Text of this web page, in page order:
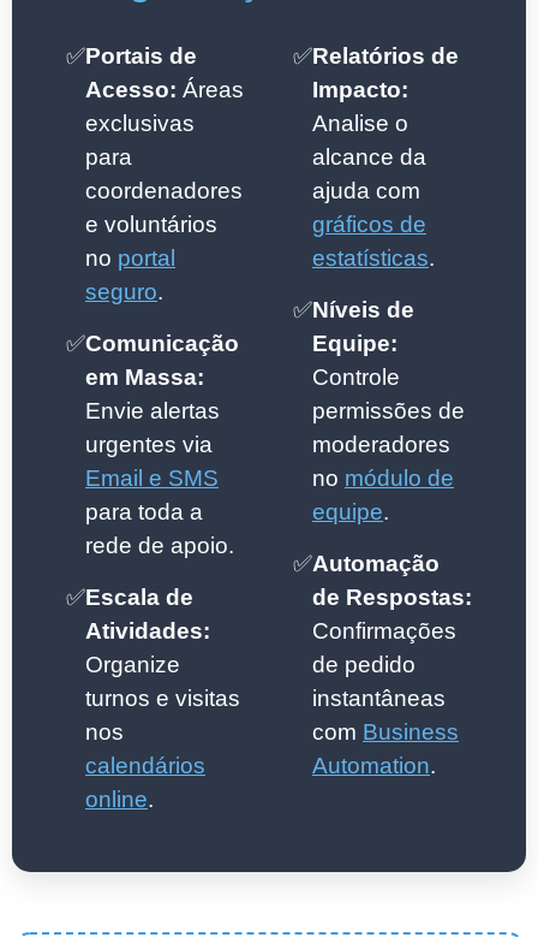
✅Portais de
Acesso: Áreas
exclusivas
para
coordenadores
e voluntários
no portal
seguro.
✅Comunicação
em Massa:
Envie alertas
urgentes via
Email e SMS
para toda a
rede de apoio.
✅Escala de
Atividades:
Organize
turnos e visitas
nos
calendários
online.
✅Relatórios de
Impacto:
Analise o
alcance da
ajuda com
gráficos de
estatísticas.
✅Níveis de
Equipe:
Controle
permissões de
moderadores
no módulo de
equipe.
✅Automação
de Respostas:
Confirmações
de pedido
instantâneas
com Business
Automation.